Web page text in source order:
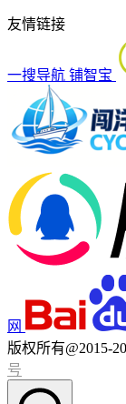
友情链接
一搜导航 铺智宝
网
版权所有@2015-
号